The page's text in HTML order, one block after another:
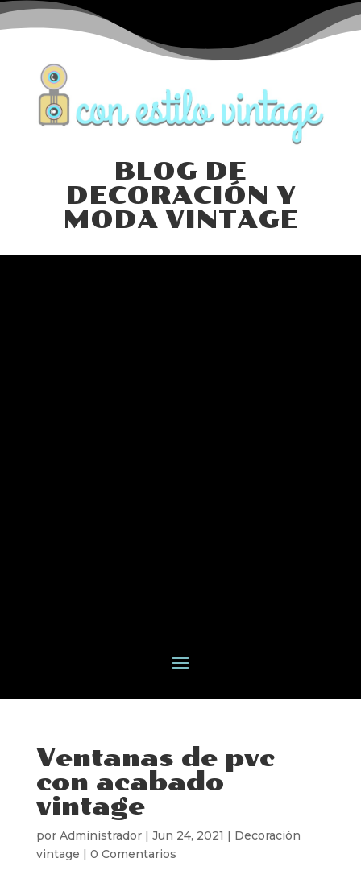
BLOG DE
DECORACIÓN Y
MODA VINTAGE
Ventanas de pvc
con acabado
vintage
por Administrador| Jun 24, 2021 | Decoración
vintage | 0 Comentarios